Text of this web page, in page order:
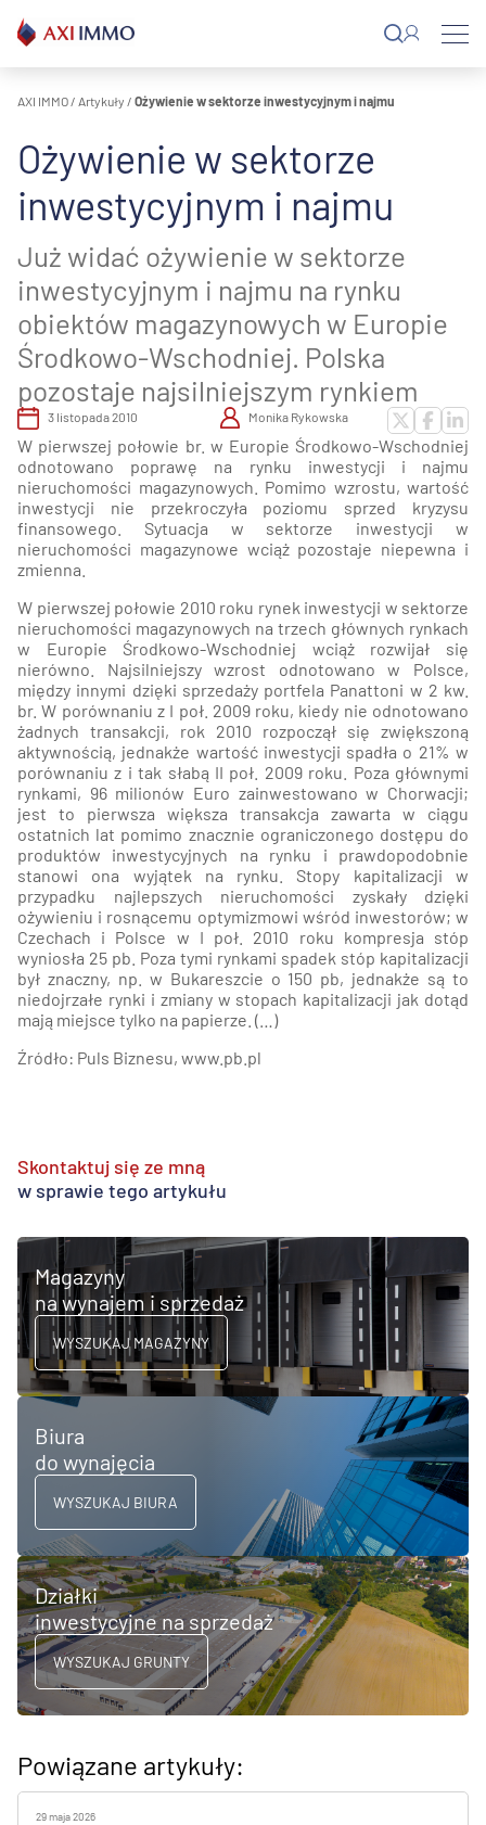
do
treści
AXI IMMO / Artykuły / Ożywienie w sektorze inwestycyjnym i najmu
Ożywienie w sektorze
inwestycyjnym i najmu
Już widać ożywienie w sektorze
inwestycyjnym i najmu na rynku
obiektów magazynowych w Europie
Środkowo-Wschodniej. Polska
pozostaje najsilniejszym rynkiem
3 listopada 2010 Monika Rykowska
W pierwszej połowie br. w Europie Środkowo-Wschodniej
odnotowano poprawę na rynku inwestycji i najmu
nieruchomości magazynowych. Pomimo wzrostu, wartość
inwestycji nie przekroczyła poziomu sprzed kryzysu
finansowego. Sytuacja w sektorze inwestycji w
nieruchomości magazynowe wciąż pozostaje niepewna i
zmienna.
W pierwszej połowie 2010 roku rynek inwestycji w sektorze
nieruchomości magazynowych na trzech głównych rynkach
w Europie Środkowo-Wschodniej wciąż rozwijał się
nierówno. Najsilniejszy wzrost odnotowano w Polsce,
między innymi dzięki sprzedaży portfela Panattoni w 2 kw.
br. W porównaniu z I poł. 2009 roku, kiedy nie odnotowano
żadnych transakcji, rok 2010 rozpoczął się zwiększoną
aktywnością, jednakże wartość inwestycji spadła o 21% w
porównaniu z i tak słabą II poł. 2009 roku. Poza głównymi
rynkami, 96 milionów Euro zainwestowano w Chorwacji;
jest to pierwsza większa transakcja zawarta w ciągu
ostatnich lat pomimo znacznie ograniczonego dostępu do
produktów inwestycyjnych na rynku i prawdopodobnie
stanowi ona wyjątek na rynku. Stopy kapitalizacji w
przypadku najlepszych nieruchomości zyskały dzięki
ożywieniu i rosnącemu optymizmowi wśród inwestorów; w
Czechach i Polsce w I poł. 2010 roku kompresja stóp
wyniosła 25 pb. Poza tymi rynkami spadek stóp kapitalizacji
był znaczny, np. w Bukareszcie o 150 pb, jednakże są to
niedojrzałe rynki i zmiany w stopach kapitalizacji jak dotąd
mają miejsce tylko na papierze. (…)
Źródło: Puls Biznesu, www.pb.pl
Skontaktuj się ze mną
w sprawie tego artykułu
Magazyny
na wynajem i sprzedaż
WYSZUKAJ MAGAZYNY
Biura
do wynajęcia
WYSZUKAJ BIURA
Działki
inwestycyjne na sprzedaż
WYSZUKAJ GRUNTY
Powiązane artykuły:
29 maja 2026